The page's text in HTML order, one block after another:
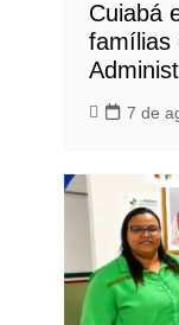
Cuiabá
famílias
7 de